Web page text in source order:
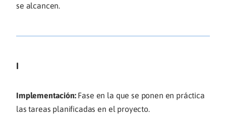
se alcancen.
I
Implementación:Fase en la que se ponen en práctica
las tareas planificadas en el proyecto.